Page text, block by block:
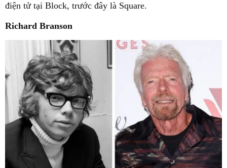
điện tử tại Block, trước đây là Square.
Richard Branson